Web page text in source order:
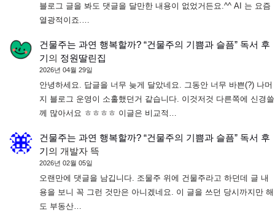
블로그 글을 봐도 댓글을 달만한 내용이 없었거든요.^^ AI 는 요즘
열광적이죠.…
건물주는 과연 행복할까? “건물주의 기쁨과 슬픔” 독서 후
기의 정원딸린집
2026년 04월 29일
안녕하세요. 답글을 너무 늦게 달았네요. 그동안 너무 바쁜(?) 나머
지 블로그 운영이 소홀했던거 같습니다. 이것저것 다른쪽에 신경쓸
께 많아서요 ㅎㅎㅎㅎ 이글은 비교적…
건물주는 과연 행복할까? “건물주의 기쁨과 슬픔” 독서 후
기의 개발자 뜩
2026년 02월 05일
오랜만에 댓글을 남깁니다. 조물주 위에 건물주라고 하던데 글 내
용을 보니 꼭 그런 것만은 아니겠네요. 이 글을 쓰던 당시까지만 해
도 부동산…